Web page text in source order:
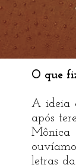
O que
A ideia
após
Mônica
letras